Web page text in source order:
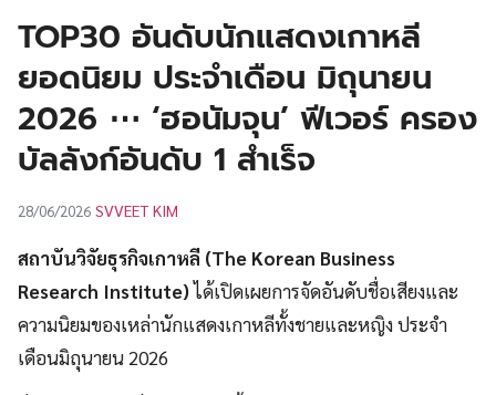
TOP30 อันดับนักแสดงเกาหลี
ยอดนิยม ประจำเดือน มิถุนายน
2026 ⋯ ‘ฮอนัมจุน’ ฟีเวอร์ ครอง
บัลลังก์อันดับ 1 สำเร็จ
28/06/2026 SVVEET KIM
สถาบันวิจัยธุรกิจเกาหลี (The Korean Business
Research Institute)ได้เปิดเผยการจัดอันดับชื่อเสียงและ
ความนิยมของเหล่านักแสดงเกาหลีทั้งชายและหญิง ประจำ
เดือนมิถุนายน 2026